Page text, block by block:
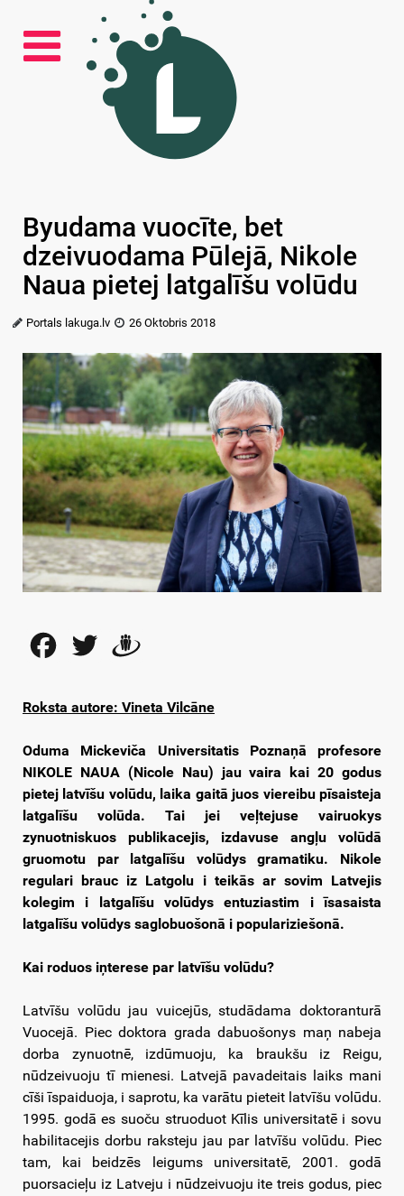
Byudama vuocīte, bet
dzeivuodama Pūlejā, Nikole
Naua pietej latgalīšu volūdu
Portals lakuga.lv 26 Oktobris 2018
FacebookTwitter
Roksta autore: Vineta Vilcāne
Oduma Mickeviča Universitatis Poznaņā profesore
NIKOLE NAUA (Nicole Nau) jau vaira kai 20 godus
pietej latvīšu volūdu, laika gaitā juos viereibu pīsaisteja
latgalīšu volūda. Tai jei veļtejuse vairuokys
zynuotniskuos publikacejis, izdavuse angļu volūdā
gruomotu par latgalīšu volūdys gramatiku. Nikole
regulari brauc iz Latgolu i teikās ar sovim Latvejis
kolegim i latgalīšu volūdys entuziastim i īsasaista
latgalīšu volūdys saglobuošonā i populariziešonā.
Kai roduos iņterese par latvīšu volūdu?
Latvīšu volūdu jau vuicejūs, studādama doktoranturā
Vuocejā. Piec doktora grada dabuošonys maņ nabeja
dorba zynuotnē, izdūmuoju, ka braukšu iz Reigu,
nūdzeivuoju tī mienesi. Latvejā pavadeitais laiks mani
cīši īspaiduoja, i saprotu, ka varātu pieteit latvīšu volūdu.
1995. godā es suoču struoduot Kīlis universitatē i sovu
habilitacejis dorbu raksteju jau par latvīšu volūdu. Piec
tam, kai beidzēs leigums universitatē, 2001. godā
puorsacieļu iz Latveju i nūdzeivuoju ite treis godus, piec